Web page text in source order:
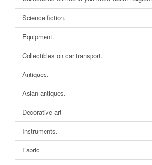
Science fiction.
Equipment.
Collectibles on car transport.
Antiques.
Asian antiques.
Decorative art
Instruments.
Fabric